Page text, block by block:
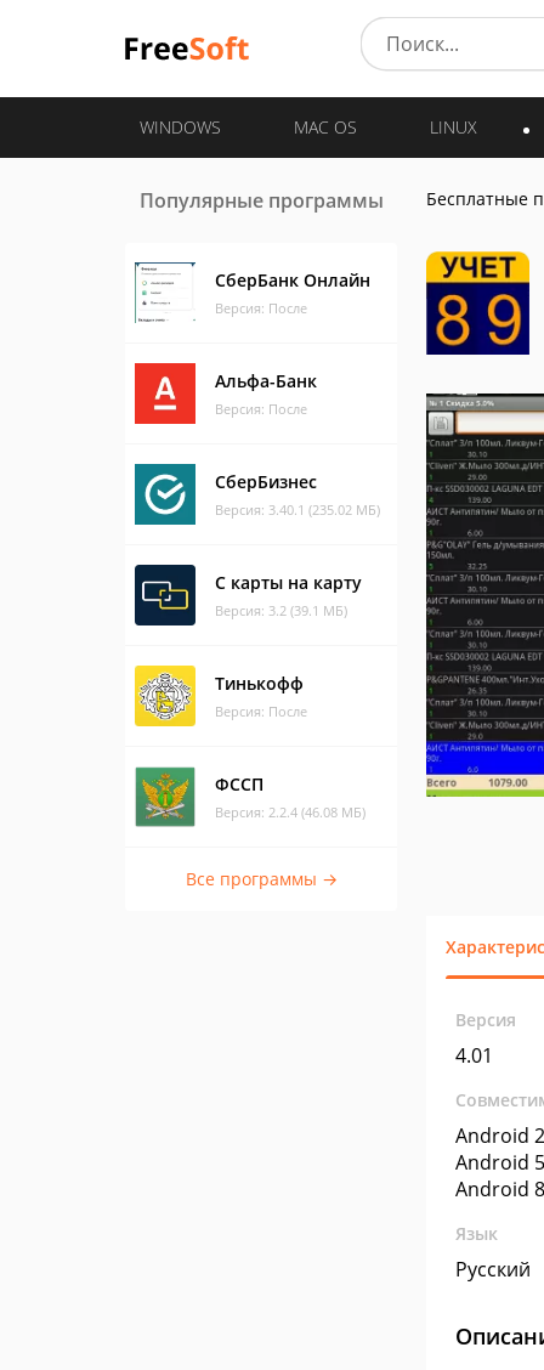
WINDOWS MAC OS LINUX
Популярные программы
СберБанк Онлайн
Версия: После
Альфа-Банк
Версия: После
СберБизнес
Версия: 3.40.1 (235.02 МБ)
С карты на карту
Версия: 3.2 (39.1 МБ)
Тинькофф
Версия: После
ФССП
Версия: 2.2.4 (46.08 МБ)
Все программы →
Бесплатные
Версия
4.01
Android
Android
Android
Язык
Русский